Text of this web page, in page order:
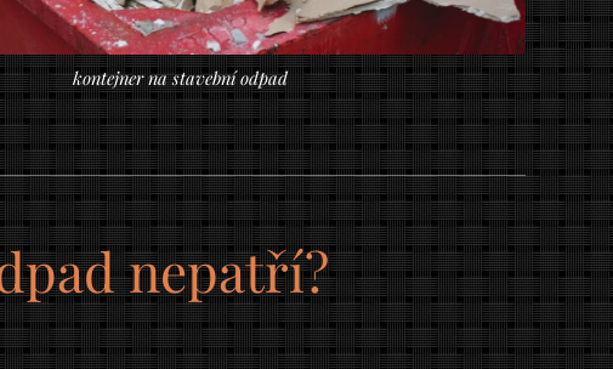
kontejner na stavební odpad
nepatří?